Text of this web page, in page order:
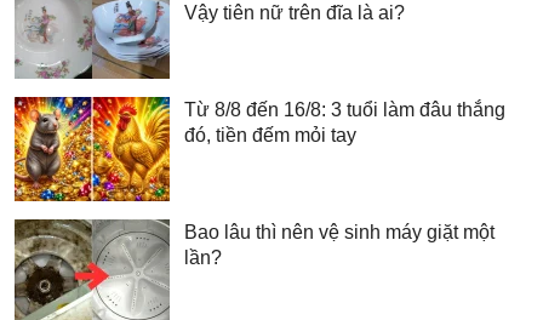
Vậy tiên nữ trên đĩa là ai?
Từ 8/8 đến 16/8: 3 tuổi làm đâu thắng
đó, tiền đếm mỏi tay
Bao lâu thì nên vệ sinh máy giặt một
lần?